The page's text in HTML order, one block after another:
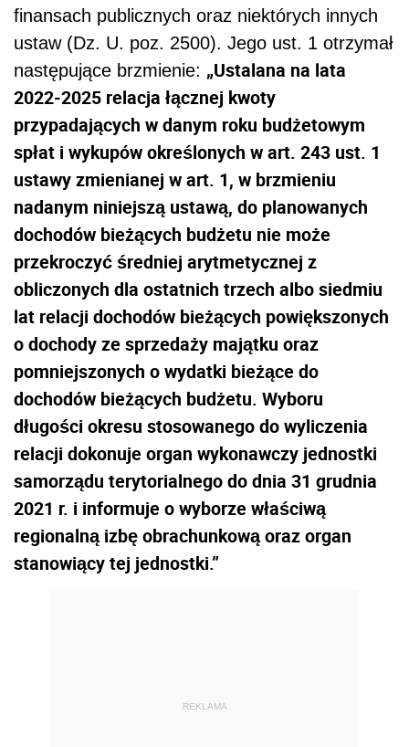
finansach publicznych oraz niektórych innych
ustaw (Dz. U. poz. 2500). Jego ust. 1 otrzymał
następujące brzmienie: „Ustalana na lata
2022-2025 relacja łącznej kwoty
przypadających w danym roku budżetowym
spłat i wykupów określonych w art. 243 ust. 1
ustawy zmienianej w art. 1, w brzmieniu
nadanym niniejszą ustawą, do planowanych
dochodów bieżących budżetu nie może
przekroczyć średniej arytmetycznej z
obliczonych dla ostatnich trzech albo siedmiu
lat relacji dochodów bieżących powiększonych
o dochody ze sprzedaży majątku oraz
pomniejszonych o wydatki bieżące do
dochodów bieżących budżetu. Wyboru
długości okresu stosowanego do wyliczenia
relacji dokonuje organ wykonawczy jednostki
samorządu terytorialnego do dnia 31 grudnia
2021 r. i informuje o wyborze właściwą
regionalną izbę obrachunkową oraz organ
stanowiący tej jednostki.”
REKLAMA